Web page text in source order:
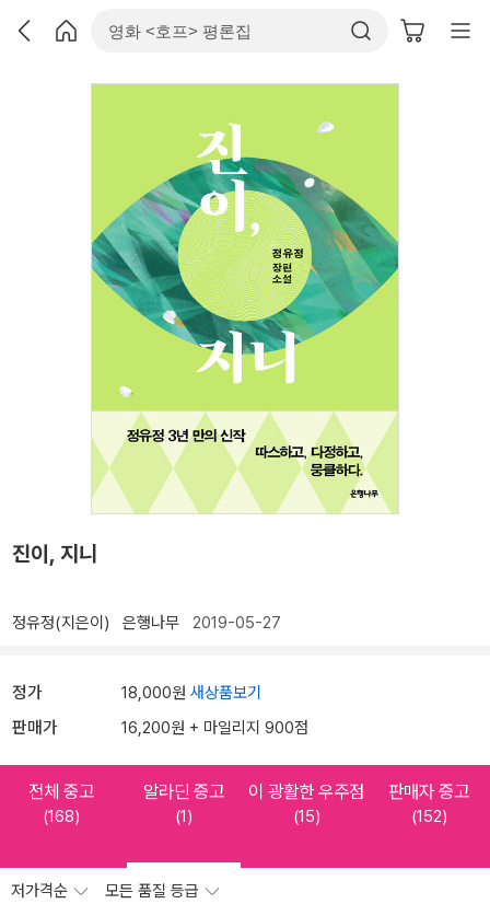
진이, 지니
정유정(지은이) 은행나무 2019-05-27
정가 18,000원 새상품보기
판매가 16,200원 + 마일리지 900점
전체 중고
(168)
알라딘 중고
(1)
이 광활한 우주점
(15)
판매자 중고
(152)
저가격순 모든 품질 등급